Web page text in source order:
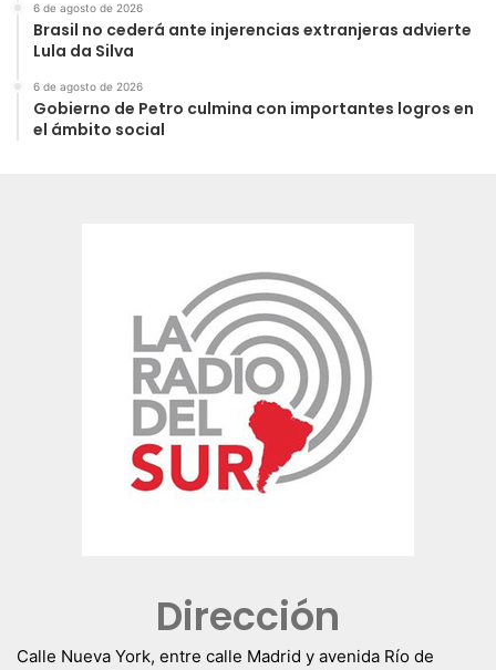
6 de agosto de 2026
Brasil no cederá ante injerencias extranjeras advierte
Lula da Silva
6 de agosto de 2026
Gobierno de Petro culmina con importantes logros en
el ámbito social
Dirección
Calle Nueva York, entre calle Madrid y avenida Río de